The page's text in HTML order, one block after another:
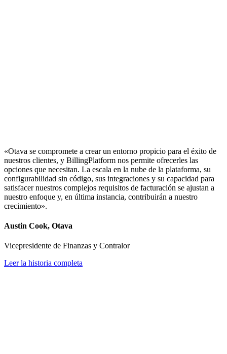
«Otava se compromete a crear un entorno propicio para el éxito de
nuestros clientes, y BillingPlatform nos permite ofrecerles las
opciones que necesitan. La escala en la nube de la plataforma, su
configurabilidad sin código, sus integraciones y su capacidad para
satisfacer nuestros complejos requisitos de facturación se ajustan a
nuestro enfoque y, en última instancia, contribuirán a nuestro
crecimiento».
Austin Cook, Otava
Vicepresidente de Finanzas y Contralor
Leer la historia completa